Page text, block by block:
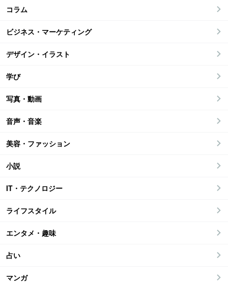
コラム
ビジネス・マーケティング
デザイン・イラスト
学び
写真・動画
音声・音楽
美容・ファッション
小説
IT・テクノロジー
ライフスタイル
エンタメ・趣味
占い
マンガ